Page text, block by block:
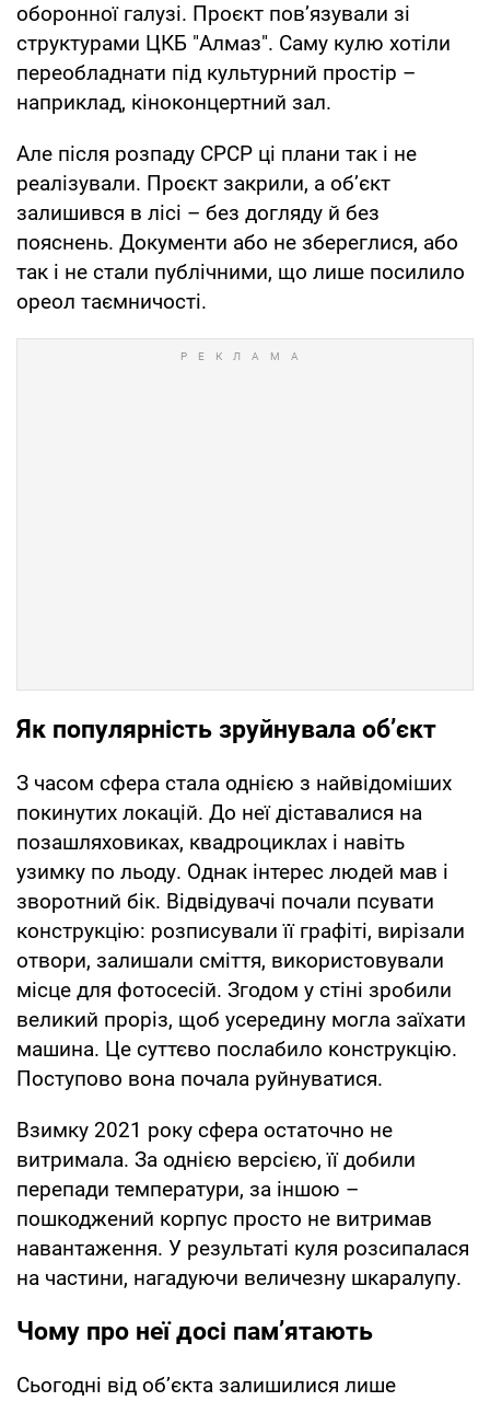
оборонної галузі. Проєкт пов’язували зі
структурами ЦКБ "Алмаз". Саму кулю хотіли
переобладнати під культурний простір –
наприклад, кіноконцертний зал.
Але після розпаду СРСР ці плани так і не
реалізували. Проєкт закрили, а об’єкт
залишився в лісі – без догляду й без
пояснень. Документи або не збереглися, або
так і не стали публічними, що лише посилило
ореол таємничості.
Як популярність зруйнувала об’єкт
З часом сфера стала однією з найвідоміших
покинутих локацій. До неї діставалися на
позашляховиках, квадроциклах і навіть
узимку по льоду. Однак інтерес людей мав і
зворотний бік. Відвідувачі почали псувати
конструкцію: розписували її графіті, вирізали
отвори, залишали сміття, використовували
місце для фотосесій. Згодом у стіні зробили
великий проріз, щоб усередину могла заїхати
машина. Це суттєво послабило конструкцію.
Поступово вона почала руйнуватися.
Взимку 2021 року сфера остаточно не
витримала. За однією версією, її добили
перепади температури, за іншою –
пошкоджений корпус просто не витримав
навантаження. У результаті куля розсипалася
на частини, нагадуючи величезну шкаралупу.
Чому про неї досі пам’ятають
Сьогодні від об’єкта залишилися лише